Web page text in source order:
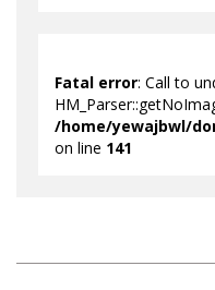
Fatal error: Call to
/home/yewajbwl/
on line 141